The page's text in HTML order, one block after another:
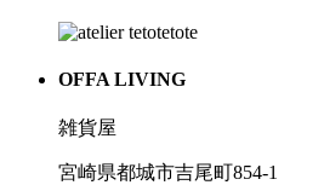
OFFA LIVING
雑貨屋
宮崎県都城市吉尾町854-1